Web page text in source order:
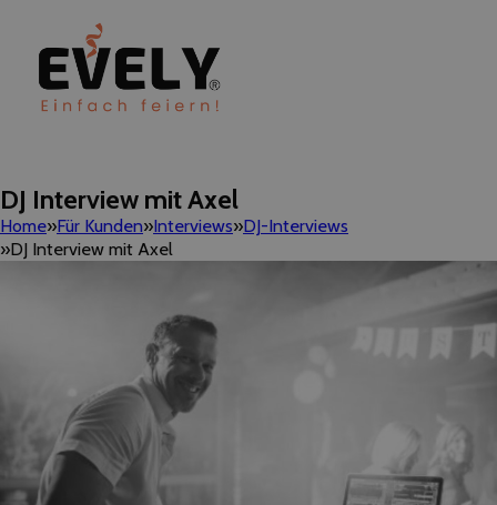
DJ Interview mit Axel
Home Für Kunden Interviews DJ-Interviews
DJ Interview mit Axel